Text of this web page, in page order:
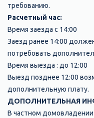
требованию.
Расчетный час:
Время заезда с 14:00
Заезд ранее 14:00
потребовать
Время выезда : до 12:00
Выезд позднее 12:00
дополнительную плату.
ДОПОЛНИТЕЛЬНАЯ
В частном